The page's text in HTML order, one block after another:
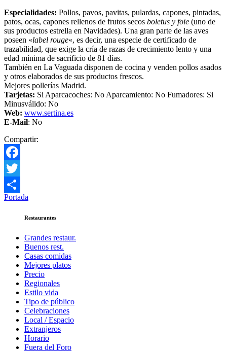
Especialidades: Pollos, pavos, pavitas, pulardas, capones, pintadas,
patos, ocas, capones rellenos de frutos secos boletus y foie (uno de
sus productos estrella en Navidades). Una gran parte de las aves
poseen «label rouge«, es decir, una especie de certificado de
trazabilidad, que exige la cría de razas de crecimiento lento y una
edad mínima de sacrificio de 81 días.
También en La Vaguada disponen de cocina y venden pollos asados
y otros elaborados de sus productos frescos.
Mejores pollerías Madrid.
Tarjetas: Si Aparcacoches: No Aparcamiento: No Fumadores: Si
Minusválido: No
Web: www.sertina.es
E-Mail: No
Compartir:
Facebook
Twitter
Compartir
Portada
Restaurantes
Grandes restaur.
Buenos rest.
Casas comidas
Mejores platos
Precio
Regionales
Estilo vida
Tipo de público
Celebraciones
Local / Espacio
Extranjeros
Horario
Fuera del Foro